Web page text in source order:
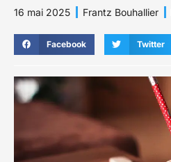
16 mai 2025 Frantz Bouhallier
Facebook Twitter